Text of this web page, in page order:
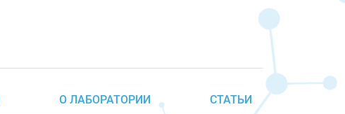
О ЛАБОРАТОРИИ СТАТЬИ